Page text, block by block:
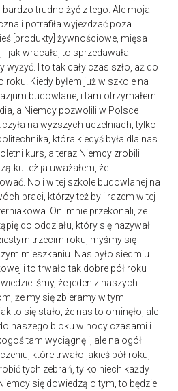
bardzo trudno żyć z tego. Ale moja
i potrafiła wyjeżdżać poza
[produkty] żywnościowe, mięsa
jak wracała, to sprzedawała
I to tak cały czas szło, aż do
Kiedy byłem już w szkole na
budowlane, i tam otrzymałem
a Niemcy pozwolili w Polsce
na wyższych uczelniach, tylko
która kiedyś była dla nas
kurs, a teraz Niemcy zrobili
też ja uważałem, że
No i w tej szkole budowlanej na
braci, którzy też byli razem w tej
Oni mnie przekonali, że
do oddziału, który się nazywał
trzecim roku, myśmy się
mieszkaniu. Nas było siedmiu
i to trwało tak dobre pół roku
że jeden z naszych
że my się zbieramy w tym
to się stało, że nas to ominęło, ale
naszego bloku w nocy czasami i
tam wyciągnęli, ale na ogół
które trwało jakieś pół roku,
tych zebrań, tylko niech każdy
się dowiedzą o tym, to będzie